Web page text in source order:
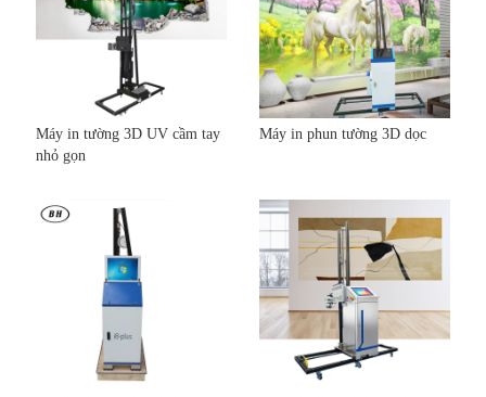
Máy in tường 3D UV cầm tay
nhỏ gọn
Máy in phun tường 3D dọc